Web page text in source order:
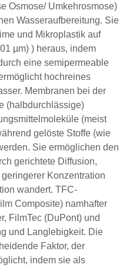
Osmose/ Umkehrosmose)
Wasseraufbereitung. Sie
und Mikroplastik auf
µm) ) heraus, indem
eine semipermeable
hochreines
Membranen bei der
(halbdurchlässige)
(meist
gelöste Stoffe (wie
Sie ermöglichen den
gerichtete Diffusion,
Konzentration
wandert. TFC-
Composite) namhafter
FilmTec (DuPont) und
und Langlebigkeit. Die
Faktor, der
indem sie als